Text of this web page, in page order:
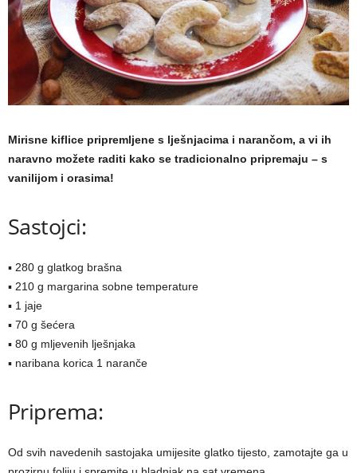
Mirisne kiflice pripremljene s lješnjacima i narančom, a vi ih
naravno možete raditi kako se tradicionalno pripremaju – s
vanilijom i orasima!
Sastojci:
▪ 280 g glatkog brašna
▪ 210 g margarina sobne temperature
▪ 1 jaje
▪ 70 g šećera
▪ 80 g mljevenih lješnjaka
▪ naribana korica 1 naranče
Priprema:
Od svih navedenih sastojaka umijesite glatko tijesto, zamotajte ga u